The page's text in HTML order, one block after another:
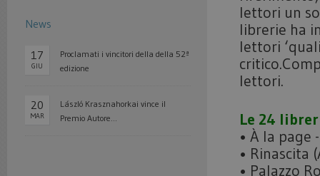
News
17
GIU
Proclamati i vincitori della della 52ª
edizione
20
MAR
László Krasznahorkai vince il
Premio Autore...
lettori un
librerie ha
lettori
lettori.
Le 24
• À la page
• Rinascita
• Palazzo